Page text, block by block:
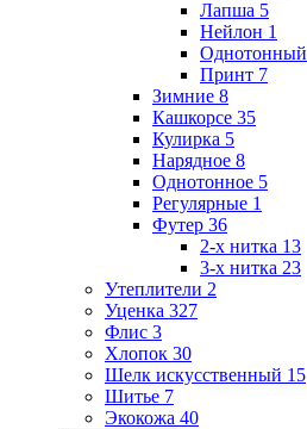
Лапша 5
Нейлон 1
Однотонный
Принт 7
Зимние 8
Кашкорсе 35
Кулирка 5
Нарядное 8
Однотонное 5
Регулярные 1
Футер 36
2-х нитка 13
3-х нитка 23
Утеплители 2
Уценка 327
Флис 3
Хлопок 30
Шелк искусственный 15
Шитье 7
Экокожа 40